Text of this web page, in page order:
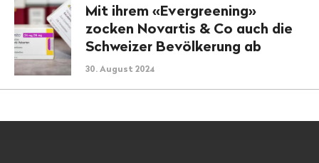
Mit ihrem «Evergreening»
zocken Novartis & Co auch die
Schweizer Bevölkerung ab
30. August 2024